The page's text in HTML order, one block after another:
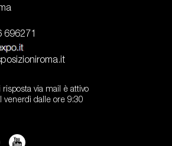
696271
risposta via mail è attivo
venerdì dalle ore 9:30